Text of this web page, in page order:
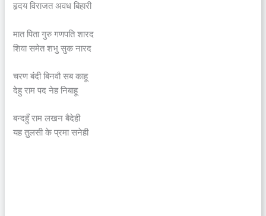
हृदय विराजत अवध बिहारी
मात पिता गुरु गणपति शारद
शिवा समेत शभु सुक नारद
चरण बंदी बिनवौ सब काहू
देहु राम पद नेह निबाहू
बन्दहुँ राम लखन बैदेही
यह तुलसी के प्रमा सनेही